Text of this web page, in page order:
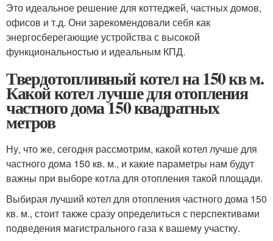
Это идеальное решение для коттеджей, частных домов,
офисов и т.д. Они зарекомендовали себя как
энергосберегающие устройства с высокой
функциональностью и идеальным КПД.
Твердотопливный котел на 150 кв м.
Какой котел лучше для отопления
частного дома 150 квадратных
метров
Ну, что же, сегодня рассмотрим, какой котел лучше для
частного дома 150 кв. м., и какие параметры нам будут
важны при выборе котла для отопления такой площади.
Выбирая лучший котел для отопления частного дома 150
кв. м., стоит также сразу определиться с перспективами
подведения магистрального газа к вашему участку.